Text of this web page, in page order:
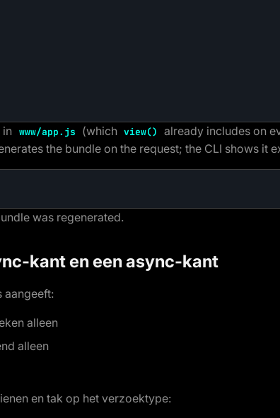
in www/app.js (which view() already includes on
the bundle on the request; the CLI shows it
was regenerated.
kant en een async-kant
aangeeft:
alleen
alleen
en tak op het verzoektype: